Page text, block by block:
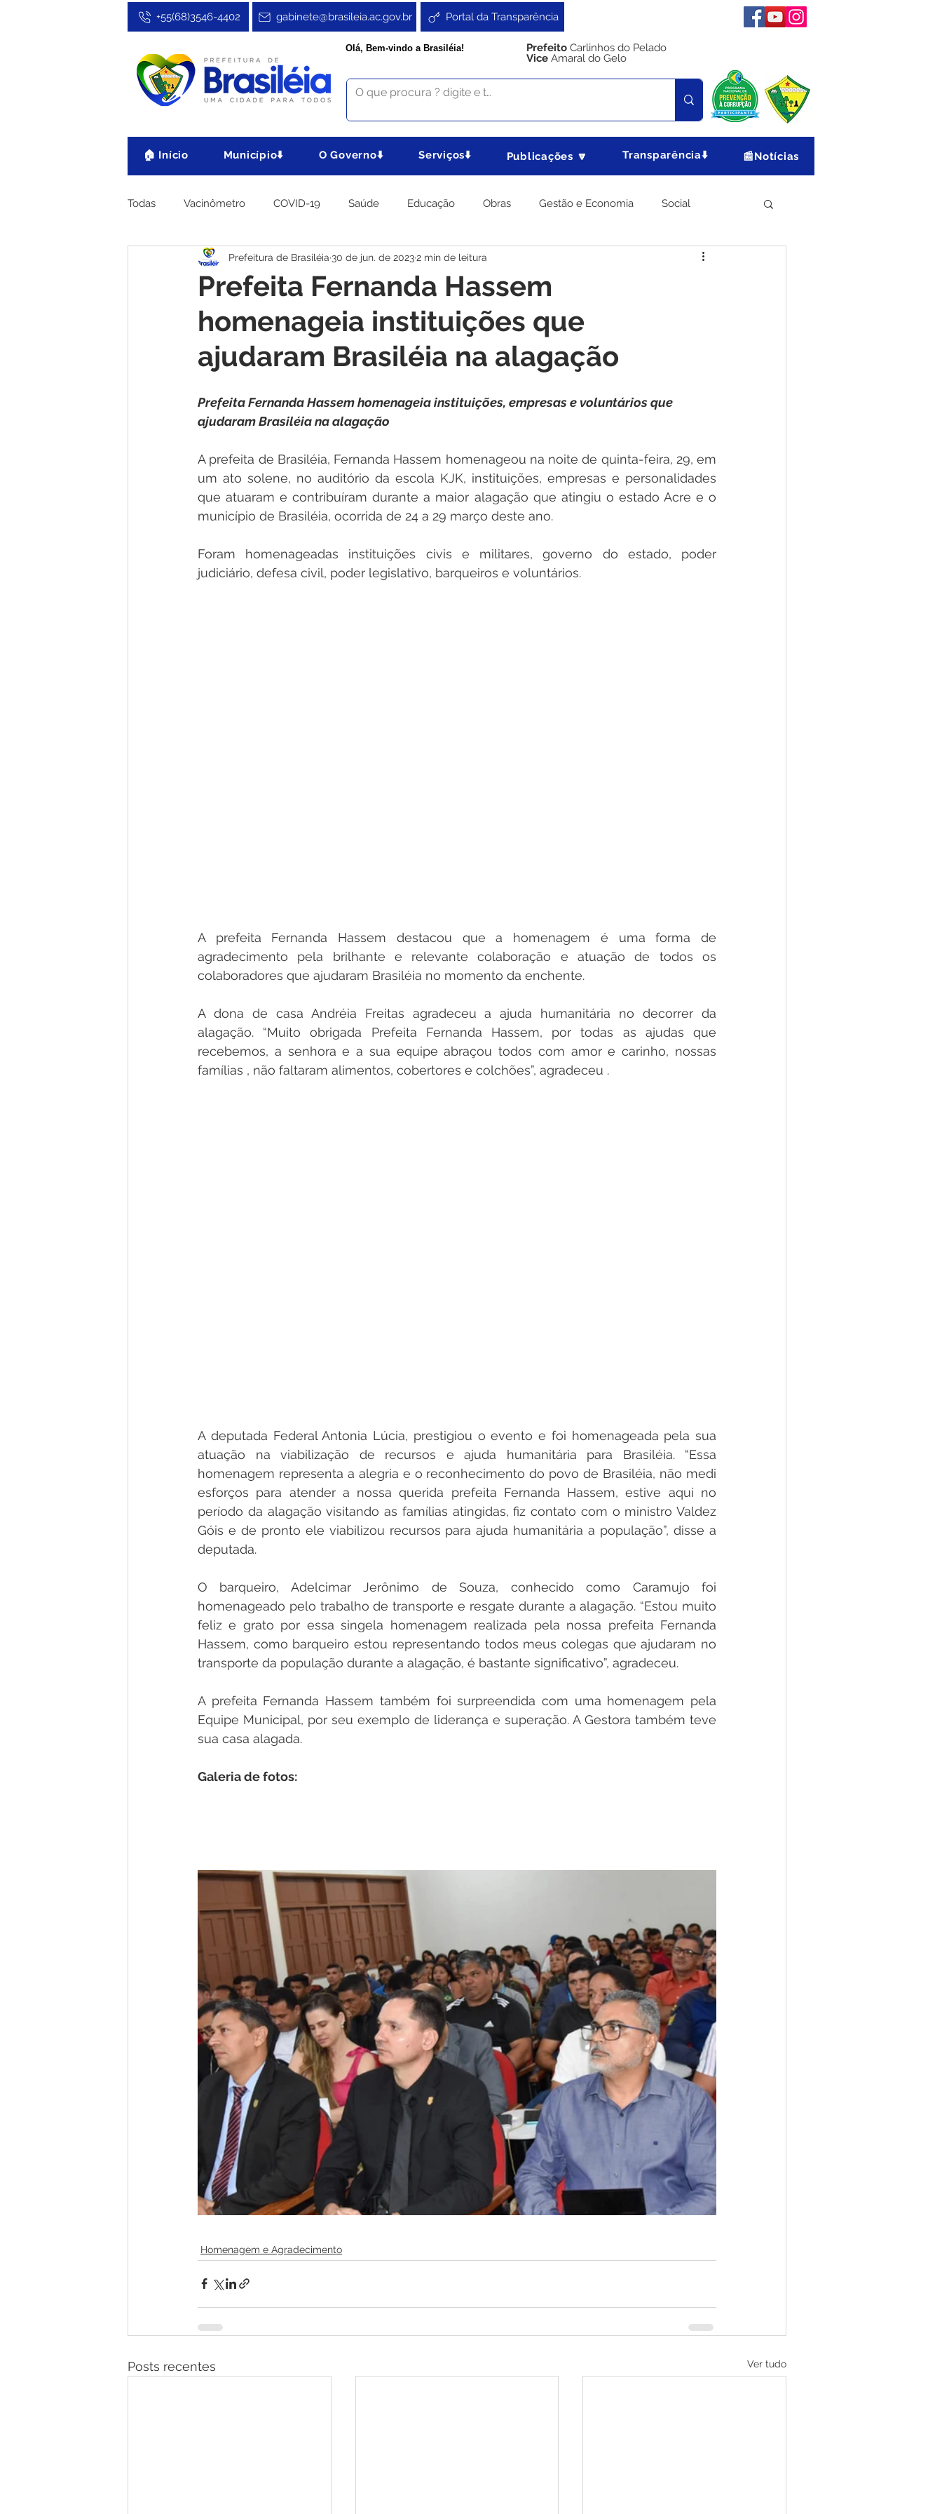
Portal da Transparência
gabinete@brasileia.ac.gov.br
+55(68)3546-4402
Olá, Bem-vindo a Brasiléia! Prefeito Carlinhos do Pelado
Vice Amaral do Gelo
🏠 Início Município⬇️ O Governo⬇️ Serviços⬇️ Publicações 🔽 Transparência⬇️ 📰Notícias
Todas Vacinômetro COVID-19 Saúde Educação Obras Gestão e Economia Social
Cultura, Festa e Esporte No Gabinete Agricultura e Produção Meio Ambiente
Institucional e Governo Licitações Campanhas Datas Comemorativas
Convênios e Parcerias Emenda Parlamentar Nota de Pesar
Alagação e Enchente Comunidade Seminários
Homenagem e Agradecimento Lazer Aviso
Prefeita Fernanda Hassem
homenageia instituições que
ajudaram Brasiléia na alagação
Prefeitura de Brasiléia 30 de jun. de 20232 min de leitura
Prefeita Fernanda Hassem homenageia instituições, empresas e voluntários que
ajudaram Brasiléia na alagação
A prefeita de Brasiléia, Fernanda Hassem homenageou na noite de quinta-feira, 29, em
um ato solene, no auditório da escola KJK, instituições, empresas e personalidades
que atuaram e contribuíram durante a maior alagação que atingiu o estado Acre e o
município de Brasiléia, ocorrida de 24 a 29 março deste ano.
Foram homenageadas instituições civis e militares, governo do estado, poder
judiciário, defesa civil, poder legislativo, barqueiros e voluntários.
A prefeita Fernanda Hassem destacou que a homenagem é uma forma de
agradecimento pela brilhante e relevante colaboração e atuação de todos os
colaboradores que ajudaram Brasiléia no momento da enchente.
A dona de casa Andréia Freitas agradeceu a ajuda humanitária no decorrer da
alagação. “Muito obrigada Prefeita Fernanda Hassem, por todas as ajudas que
recebemos, a senhora e a sua equipe abraçou todos com amor e carinho, nossas
famílias , não faltaram alimentos, cobertores e colchões”, agradeceu .
A deputada Federal Antonia Lúcia, prestigiou o evento e foi homenageada pela sua
atuação na viabilização de recursos e ajuda humanitária para Brasiléia. “Essa
homenagem representa a alegria e o reconhecimento do povo de Brasiléia, não medi
esforços para atender a nossa querida prefeita Fernanda Hassem, estive aqui no
período da alagação visitando as famílias atingidas, fiz contato com o ministro Valdez
Góis e de pronto ele viabilizou recursos para ajuda humanitária a população”, disse a
deputada.
O barqueiro, Adelcimar Jerônimo de Souza, conhecido como Caramujo foi
homenageado pelo trabalho de transporte e resgate durante a alagação. “Estou muito
feliz e grato por essa singela homenagem realizada pela nossa prefeita Fernanda
Hassem, como barqueiro estou representando todos meus colegas que ajudaram no
transporte da população durante a alagação, é bastante significativo”, agradeceu.
A prefeita Fernanda Hassem também foi surpreendida com uma homenagem pela
Equipe Municipal, por seu exemplo de liderança e superação. A Gestora também teve
sua casa alagada.
Galeria de fotos:
Homenagem e Agradecimento
Posts recentes Ver tudo